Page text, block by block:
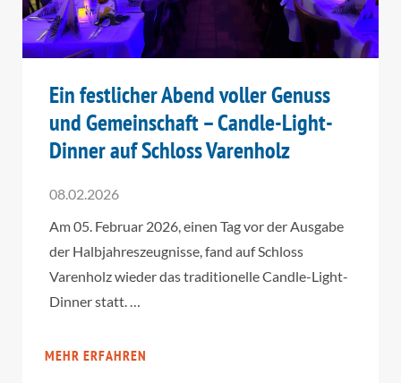
Ein festlicher Abend voller Genuss
und Gemeinschaft – Candle-Light-
Dinner auf Schloss Varenholz
08.02.2026
Am 05. Februar 2026, einen Tag vor der Ausgabe
der Halbjahreszeugnisse, fand auf Schloss
Varenholz wieder das traditionelle Candle-Light-
Dinner statt. …
MEHR ERFAHREN